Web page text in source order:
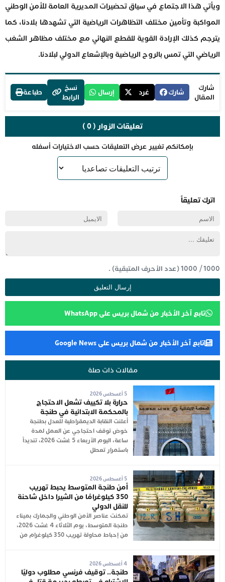
ويأتي هذا الاجتماع في سياق تحضيرات المديرية العامة للأمن الوطني
المواكبة وتأمين مختلف التظاهرات الرياضية التي تشهدها بلادنا، كما
يترجم كذلك الإرادة القوية للقطع النهائي مع مختلف مظاهر الشغب
الرياضي التي تمس بالروح الرياضية وبالإشعاع الدولي لبلادنا.
شارك
المقال
شارك غرد إرسال
نسخ
الرابط
طباعة
تعليقات الزوار ( 0 )
بإمكانكم تغيير عرض التعليقات حسب الاختيارات أسفله
اترك تعليقاً
1000
/
1000(عدد الأحرف المتبقية) .
تابع آخر الأخبار من شمال بريس على WhatsApp
تابع آخر الأخبار من شمال بريس على Google News
مقالات ذات صلة
5 أغسطس 2026
حرارة بلا تكييف تشعل الاحتجاج
بالمحكمة الابتدائية في طنجة
أعلنت النقابة الديمقراطية للعدل بطنجة
خوض توقف احتجاجي عن العمل لمدة
ساعة، اليوم الأربعاء 5 غشت 2026، تنديداً
باستمرار تعطل
5 أغسطس 2026
أمن طنجة المتوسط يحبط تهريب
350 كيلوغرامًا من الشيرا داخل شاحنة
للنقل الدولي
تمكنت عناصر الأمن الوطني والجمارك بميناء
طنجة المتوسط، يوم الثلاثاء 4 غشت 2026،
من إحباط محاولة تهريب 350 كيلوغرام من
4 أغسطس 2026
طنجة.. توقيف فرنسي مطلوب دوليًا